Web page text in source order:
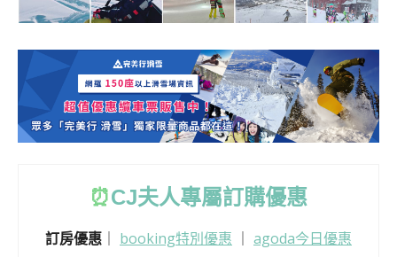
⏰CJ夫人專屬訂購優惠
訂房優惠 booking特別優惠 agoda今日優惠